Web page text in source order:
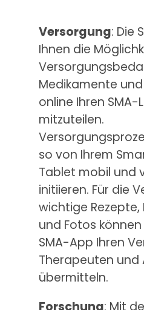
Versorgung: Die
Ihnen die
Medikamente
online Ihren SMA-
mitzuteilen.
so von Ihrem
Tablet mobil und
initiieren. Für die
wichtige
und Fotos
SMA-App Ihren
Therapeuten und
übermitteln.
Forschung: Mit